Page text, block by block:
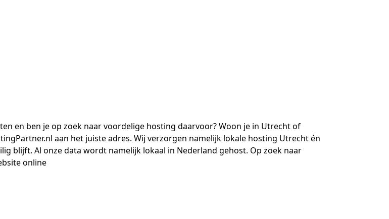
en ben je op zoek naar voordelige hosting daarvoor? Woon je in Utrecht of
aan het juiste adres. Wij verzorgen namelijk lokale hosting Utrecht én
blijft. Al onze data wordt namelijk lokaal in Nederland gehost. Op zoek naar
online